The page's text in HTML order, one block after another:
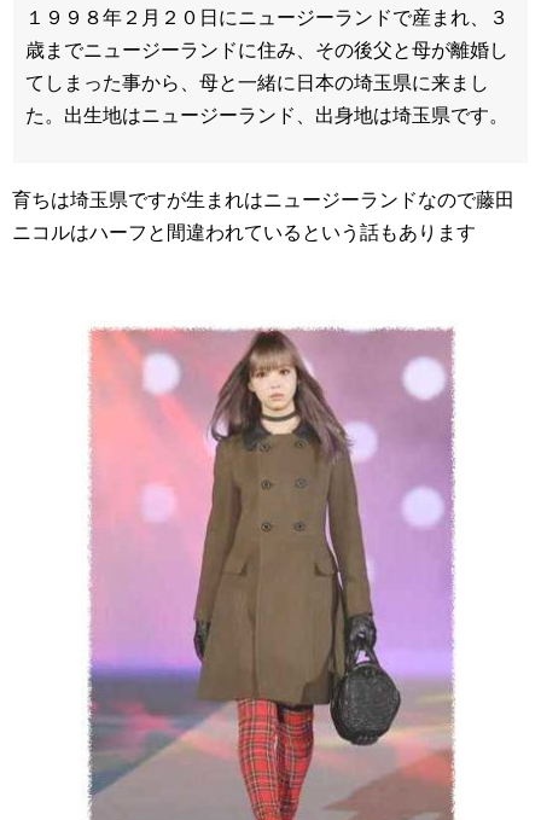
１９９８年２月２０日にニュージーランドで産まれ、３
歳までニュージーランドに住み、その後父と母が離婚し
てしまった事から、母と一緒に日本の埼玉県に来まし
た。出生地はニュージーランド、出身地は埼玉県です。
育ちは埼玉県ですが生まれはニュージーランドなので藤田
ニコルはハーフと間違われているという話もあります